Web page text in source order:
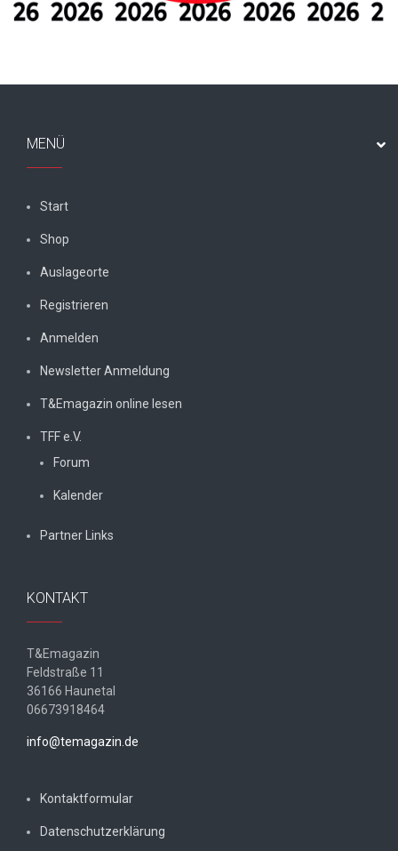
MENÜ
Start
Shop
Auslageorte
Registrieren
Anmelden
Newsletter Anmeldung
T&Emagazin online lesen
TFF e.V.
Forum
Kalender
Partner Links
KONTAKT
T&Emagazin
Feldstraße 11
36166 Haunetal
06673918464
info@temagazin.de
Kontaktformular
Datenschutzerklärung